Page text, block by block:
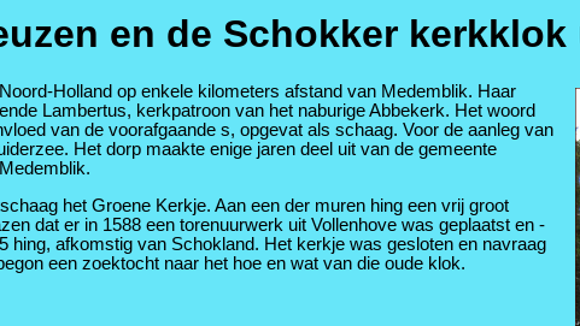
en de Schokker
Holland op enkele kilometers afstand van Medemblik. Haar
Lambertus, kerkpatroon van het naburige Abbekerk. Het woord
van de voorafgaande s, opgevat als schaag. Voor de aanleg van
Het dorp maakte enige jaren deel uit van de gemeente
het Groene Kerkje. Aan een der muren hing een vrij groot
dat er in 1588 een torenuurwerk uit Vollenhove was geplaatst en -
hing, afkomstig van Schokland. Het kerkje was gesloten en navraag
een zoektocht naar het hoe en wat van die oude klok.